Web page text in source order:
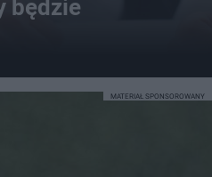
będzie
MATERIAŁ SPONSOROWANY